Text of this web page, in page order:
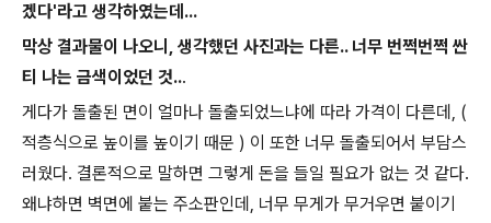
겠다'라고 생각하였는데...
막상 결과물이 나오니, 생각했던 사진과는 다른.. 너무 번쩍번쩍 싼
티 나는 금색이었던 것...
게다가 돌출된 면이 얼마나 돌출되었느냐에 따라 가격이 다른데, (
적층식으로 높이를 높이기 때문 ) 이 또한 너무 돌출되어서 부담스
러웠다. 결론적으로 말하면 그렇게 돈을 들일 필요가 없는 것 같다.
왜냐하면 벽면에 붙는 주소판인데, 너무 무게가 무거우면 붙이기